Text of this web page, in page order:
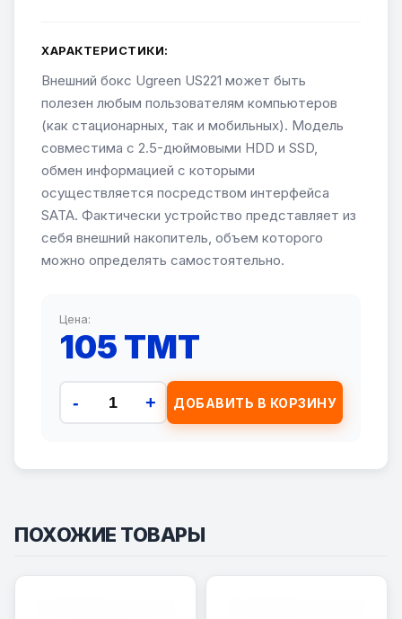
ХАРАКТЕРИСТИКИ:
Внешний бокс Ugreen US221 может быть
полезен любым пользователям компьютеров
(как стационарных, так и мобильных). Модель
совместима с 2.5-дюймовыми HDD и SSD,
обмен информацией с которыми
осуществляется посредством интерфейса
SATA. Фактически устройство представляет из
себя внешний накопитель, объем которого
можно определять самостоятельно.
Цена:
105 TMT
- + ДОБАВИТЬ В КОРЗИНУ
ПОХОЖИЕ ТОВАРЫ